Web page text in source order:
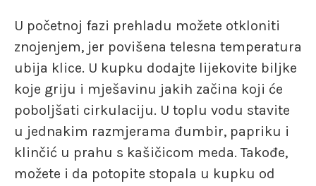
U početnoj fazi prehladu možete otkloniti
znojenjem, jer povišena telesna temperatura
ubija klice. U kupku dodajte lijekovite biljke
koje griju i mješavinu jakih začina koji će
poboljšati cirkulaciju. U toplu vodu stavite
u jednakim razmjerama đumbir, papriku i
klinčić u prahu s kašičicom meda. Takođe,
možete i da potopite stopala u kupku od